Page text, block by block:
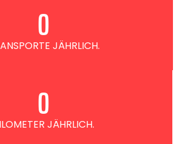
JÄHRLICH.
0
JÄHRLICH.
0